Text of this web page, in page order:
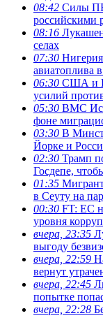
08:42 Силы
российскими
08:16
селах
07:30
авиатоплива
06:30 США и
усилий
05:30 ВМС
фоне
03:30 В
Йорке и
02:30 Трамп
Госдепе,
01:35
в Сеуту на
00:30 FT: ЕС
уровня
вчера, 23:35
выгоду
вчера, 22:59
вернут
вчера, 22:45
попытке
вчера, 22:28